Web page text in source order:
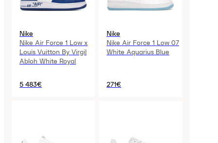
Nike
Nike Air Force 1 Low x
Louis Vuitton By Virgil
Abloh White Royal
5 483€
Nike
Nike Air Force 1 Low 07
White Aquarius Blue
271€